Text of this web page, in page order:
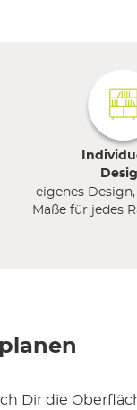
eigenes
Maße für jedes
Dir die